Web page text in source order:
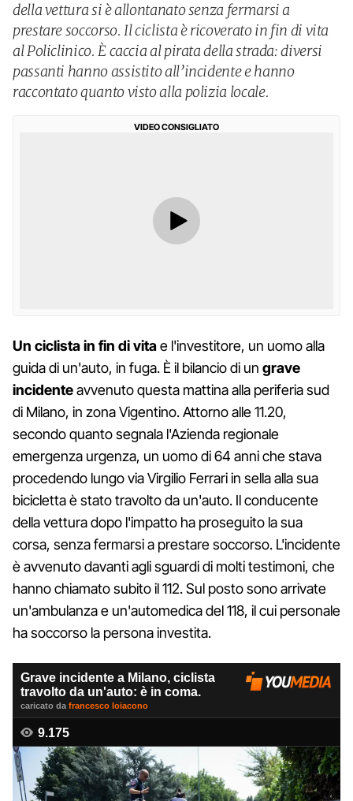
della vettura si è allontanato senza fermarsi a
prestare soccorso. Il ciclista è ricoverato in fin di vita
al Policlinico. È caccia al pirata della strada: diversi
passanti hanno assistito all’incidente e hanno
raccontato quanto visto alla polizia locale.
VIDEO CONSIGLIATO
Un ciclista in fin di vitae l'investitore, un uomo alla
guida di un'auto, in fuga. È il bilancio di un grave
incidenteavvenuto questa mattina alla periferia sud
di Milano, in zona Vigentino. Attorno alle 11.20,
secondo quanto segnala l'Azienda regionale
emergenza urgenza, un uomo di 64 anni che stava
procedendo lungo via Virgilio Ferrari in sella alla sua
bicicletta è stato travolto da un'auto. Il conducente
della vettura dopo l'impatto ha proseguito la sua
corsa, senza fermarsi a prestare soccorso. L'incidente
è avvenuto davanti agli sguardi di molti testimoni, che
hanno chiamato subito il 112. Sul posto sono arrivate
un'ambulanza e un'automedica del 118, il cui personale
ha soccorso la persona investita.